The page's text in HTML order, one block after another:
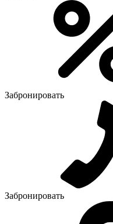
Забронировать
Забронировать